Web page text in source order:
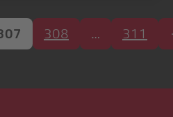
308 … 311